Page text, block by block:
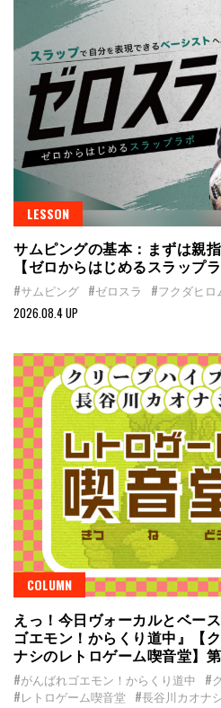
LESSON
サムピングの基本：まずは親
【ゼロからはじめるスラップ
#サムピング #ゼロスラ #フクダヒロ
2026.08.4 UP
COLUMN
えっ！今日ヴォーカルとベー
ゴエモン！からくり道中』【
ナシのレトロゲーム喫音堂】
#がんばれゴエモン！からくり道中 #
#レトロゲーム喫音堂 #長谷川カオナ